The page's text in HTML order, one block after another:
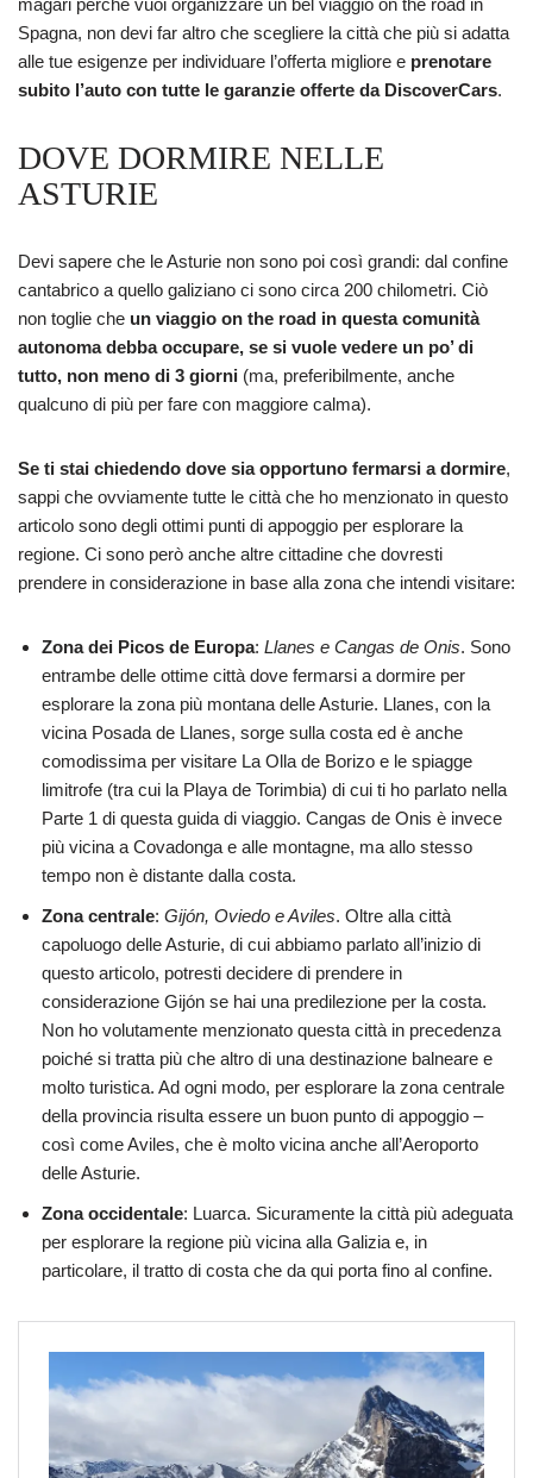
Spagna, non devi far altro che scegliere la città che più si adatta
alle tue esigenze per individuare l’offerta migliore e prenotare
subito l’auto con tutte le garanzie offerte da DiscoverCars.
DOVE DORMIRE NELLE
ASTURIE
Devi sapere che le Asturie non sono poi così grandi: dal confine
cantabrico a quello galiziano ci sono circa 200 chilometri. Ciò
non toglie che un viaggio on the road in questa comunità
autonoma debba occupare, se si vuole vedere un po’ di
tutto, non meno di 3 giorni (ma, preferibilmente, anche
qualcuno di più per fare con maggiore calma).
Se ti stai chiedendo dove sia opportuno fermarsi a dormire,
sappi che ovviamente tutte le città che ho menzionato in questo
articolo sono degli ottimi punti di appoggio per esplorare la
regione. Ci sono però anche altre cittadine che dovresti
prendere in considerazione in base alla zona che intendi visitare:
Zona dei Picos de Europa: Llanes e Cangas de Onis. Sono
entrambe delle ottime città dove fermarsi a dormire per
esplorare la zona più montana delle Asturie. Llanes, con la
vicina Posada de Llanes, sorge sulla costa ed è anche
comodissima per visitare La Olla de Borizo e le spiagge
limitrofe (tra cui la Playa de Torimbia) di cui ti ho parlato nella
Parte 1 di questa guida di viaggio. Cangas de Onis è invece
più vicina a Covadonga e alle montagne, ma allo stesso
tempo non è distante dalla costa.
Zona centrale: Gijón, Oviedo e Aviles. Oltre alla città
capoluogo delle Asturie, di cui abbiamo parlato all’inizio di
questo articolo, potresti decidere di prendere in
considerazione Gijón se hai una predilezione per la costa.
Non ho volutamente menzionato questa città in precedenza
poiché si tratta più che altro di una destinazione balneare e
molto turistica. Ad ogni modo, per esplorare la zona centrale
della provincia risulta essere un buon punto di appoggio –
così come Aviles, che è molto vicina anche all’Aeroporto
delle Asturie.
Zona occidentale: Luarca. Sicuramente la città più adeguata
per esplorare la regione più vicina alla Galizia e, in
particolare, il tratto di costa che da qui porta fino al confine.